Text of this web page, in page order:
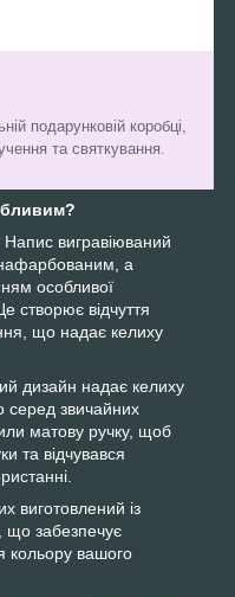
подарунковій коробці,
та святкування.
Напис вигравіюваний
а
особливої
створює відчуття
що надає келиху
дизайн надає келиху
серед звичайних
матову ручку, щоб
та відчувався
виготовлений із
що забезпечує
кольору вашого